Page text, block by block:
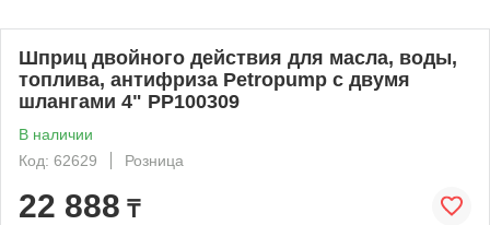
Шприц двойного действия для масла, воды,
топлива, антифриза Petropump с двумя
шлангами 4" PP100309
В наличии
Код: 62629
Розница
22 888 ₸